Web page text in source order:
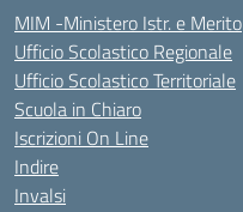
MIM -Ministero Istr. e Merito
Ufficio Scolastico Regionale
Ufficio Scolastico Territoriale
Scuola in Chiaro
Iscrizioni On Line
Indire
Invalsi